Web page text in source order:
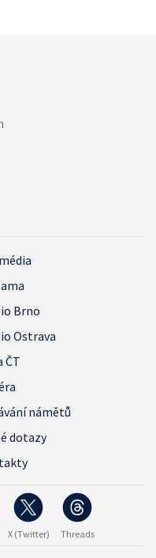
Brno
Ostrava
ČT
námětů
dotazy
X (Twitter) Threads